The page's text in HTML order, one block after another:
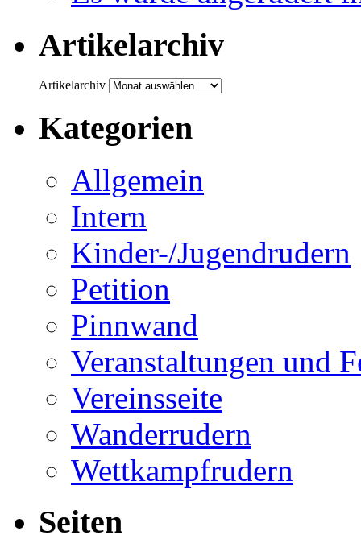
Artikelarchiv
Artikelarchiv
Kategorien
Allgemein
Intern
Kinder-/Jugendrudern
Petition
Pinnwand
Veranstaltungen und
Vereinsseite
Wanderrudern
Wettkampfrudern
Seiten